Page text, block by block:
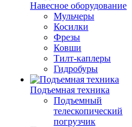
Навесное оборудование
Мульчеры
Косилки
Фрезы
Ковши
Тилт-каплеры
Гидробуры
Подъемная техника
Подъемный
телескопический
погрузчик